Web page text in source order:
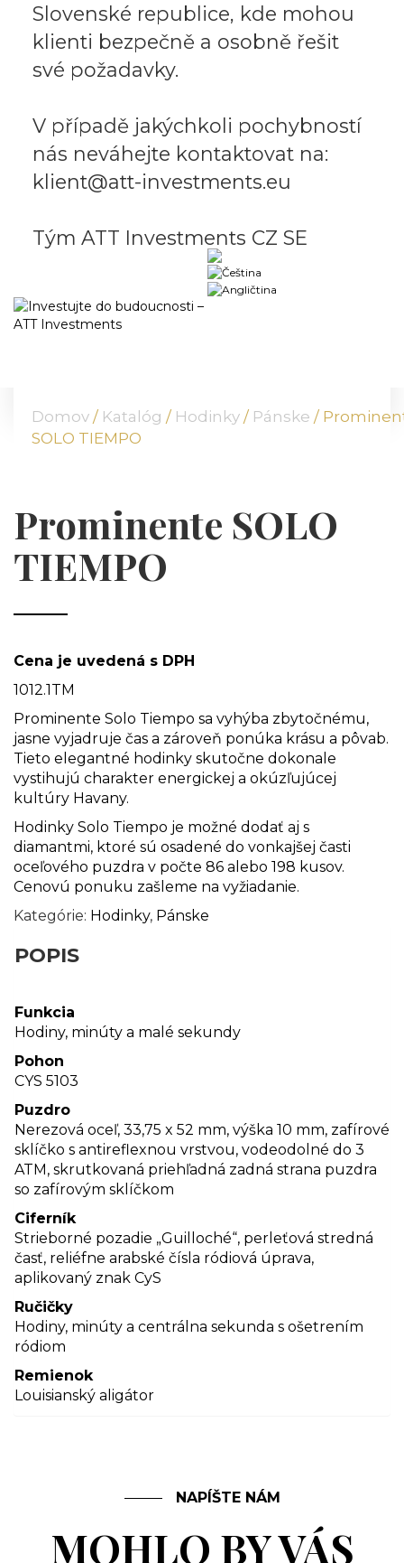
Slovenské republice, kde mohou
klienti bezpečně a osobně řešit
své požadavky.
V případě jakýchkoli pochybností
nás neváhejte kontaktovat na:
klient@att-investments.eu
Tým ATT Investments CZ SE
PONUKA
TVÁRE ATT
Domov / Katalóg / Hodinky / Pánske /
SOLO TIEMPO
Prominente SOLO
TIEMPO
Cena je uvedená s DPH
1012.1TM
Prominente Solo Tiempo sa vyhýba zbytočnému,
jasne vyjadruje čas a zároveň ponúka krásu a pôvab.
Tieto elegantné hodinky skutočne dokonale
vystihujú charakter energickej a okúzľujúcej
kultúry Havany.
Hodinky Solo Tiempo je možné dodať aj s
diamantmi, ktoré sú osadené do vonkajšej časti
oceľového puzdra v počte 86 alebo 198 kusov.
Cenovú ponuku zašleme na vyžiadanie.
Kategórie: Hodinky, Pánske
POPIS
Funkcia
Hodiny, minúty a malé sekundy
Pohon
CYS 5103
Puzdro
Nerezová oceľ, 33,75 x 52 mm, výška 10 mm, zafírové
sklíčko s antireflexnou vrstvou, vodeodolné do 3
ATM, skrutkovaná priehľadná zadná strana puzdra
so zafírovým sklíčkom
Ciferník
Strieborné pozadie „Guilloché“, perleťová stredná
časť, reliéfne arabské čísla ródiová úprava,
aplikovaný znak CyS
Ručičky
Hodiny, minúty a centrálna sekunda s ošetrením
ródiom
Remienok
Louisianský aligátor
NAPÍŠTE NÁM
MOHLO BY VÁS